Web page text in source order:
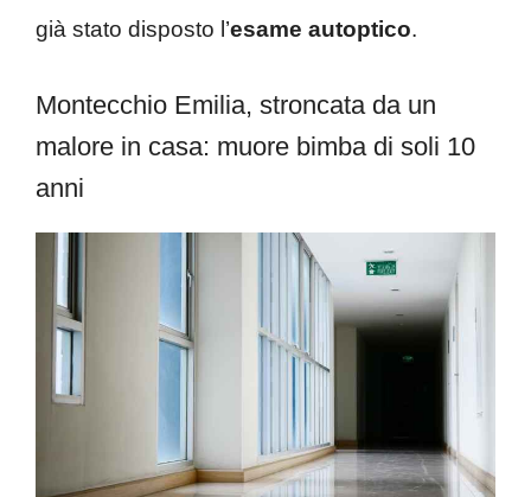
già stato disposto l’esame autoptico.
Montecchio Emilia, stroncata da un
malore in casa: muore bimba di soli 10
anni